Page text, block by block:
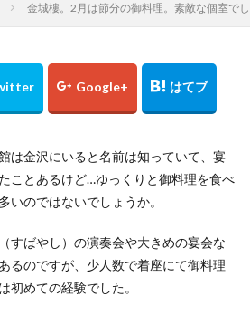
金城樓。2月は節分の御料理。素敵な個室で
は金沢にいると名前は知っていて、宴
ことあるけど…ゆっくりと御料理を食べ
いのではないでしょうか。
すばやし）の演奏会や大きめの宴会な
るのですが、少人数で着座にて御料理
初めての経験でした。